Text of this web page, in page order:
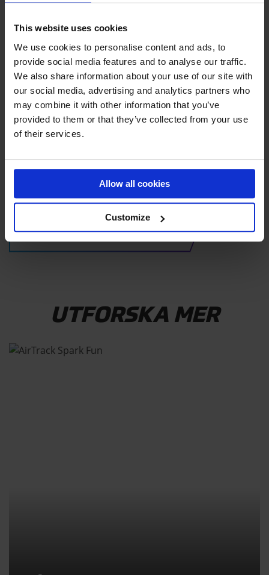
This website uses cookies
We use cookies to personalise content and ads, to
provide social media features and to analyse our traffic.
We also share information about your use of our site with
our social media, advertising and analytics partners who
may combine it with other information that you’ve
provided to them or that they’ve collected from your use
of their services.
Allow all cookies
Customize
GÅ MED I VÅRT
GLOBALA
Vill du förändra världen genom sport? Främja en
hälsosam livsstil och få människor att röra på sig?
GÅ MED I DET VINNANDE LAGET!
UTFORSKA MER